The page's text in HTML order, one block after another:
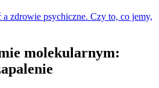
zdrowie psychiczne. Czy to, co jemy,
molekularnym: